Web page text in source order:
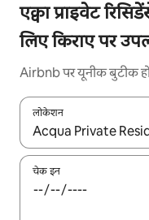
एक्वा प्राइवेट
लिए किराए पर
Airbnb पर यूनीक बुटीक
लोकेशन
नतीजों के उपलब्ध होने
चेक इन